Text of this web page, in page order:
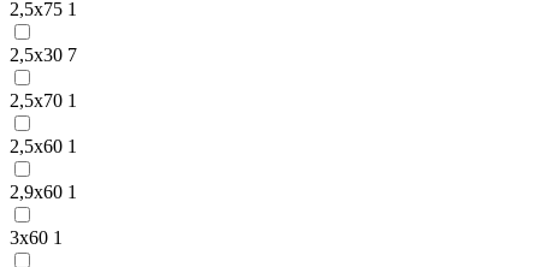
2,5х75 1
2,5х30 7
2,5х70 1
2,5х60 1
2,9х60 1
3х60 1